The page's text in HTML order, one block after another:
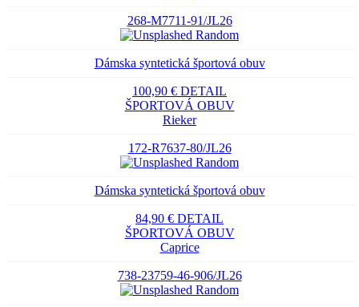
268-M7711-91/JL26
Dámska syntetická športová obuv
100,90 € DETAIL
ŠPORTOVÁ OBUV
Rieker
172-R7637-80/JL26
Dámska syntetická športová obuv
84,90 € DETAIL
ŠPORTOVÁ OBUV
Caprice
738-23759-46-906/JL26